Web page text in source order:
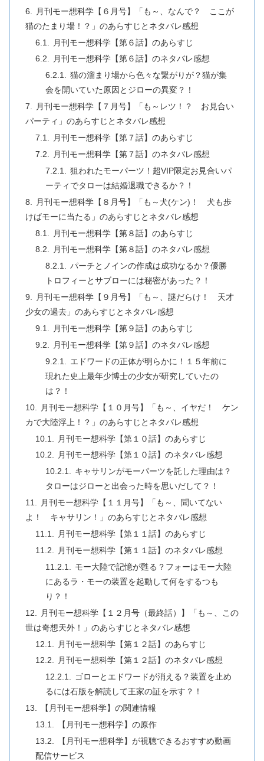
月刊モー想科学【６月号】「も～、なんで？ ここが
猫のたまり場！？」のあらすじとネタバレ感想
月刊モー想科学【第６話】のあらすじ
月刊モー想科学【第６話】のネタバレ感想
猫の溜まり場から色々な繋がりが？猫が集
会を開いていた原因とジローの異変？！
月刊モー想科学【７月号】「も～レツ！？ お見合い
パーティ」のあらすじとネタバレ感想
月刊モー想科学【第７話】のあらすじ
月刊モー想科学【第７話】のネタバレ感想
狙われたモーパーツ！超VIP限定お見合いパ
ーティでタローは結婚退職できるか？！
月刊モー想科学【８月号】「も～犬(ケン)！ 犬も歩
けばモーに当たる」のあらすじとネタバレ感想
月刊モー想科学【第８話】のあらすじ
月刊モー想科学【第８話】のネタバレ感想
パーチとノインの作成は成功なるか？優勝
トロフィーとサブローには秘密があった？！
月刊モー想科学【９月号】「も～、謎だらけ！ 天才
少女の過去」のあらすじとネタバレ感想
月刊モー想科学【第９話】のあらすじ
月刊モー想科学【第９話】のネタバレ感想
エドワードの正体が明らかに！１５年前に
現れた史上最年少博士の少女が研究していたの
は？！
月刊モー想科学【１０月号】「も～、イヤだ！ ケン
カで大陸浮上！？」のあらすじとネタバレ感想
月刊モー想科学【第１０話】のあらすじ
月刊モー想科学【第１０話】のネタバレ感想
キャサリンがモーパーツを託した理由は？
タローはジローと出会った時を思いだして？！
月刊モー想科学【１１月号】「も～、聞いてない
よ！ キャサリン！」のあらすじとネタバレ感想
月刊モー想科学【第１１話】のあらすじ
月刊モー想科学【第１１話】のネタバレ感想
モー大陸で記憶が甦る？フォーはモー大陸
にあるラ・モーの装置を起動して何をするつも
り？！
月刊モー想科学【１２月号（最終話）】「も～、この
世は奇想天外！」のあらすじとネタバレ感想
月刊モー想科学【第１２話】のあらすじ
月刊モー想科学【第１２話】のネタバレ感想
ゴローとエドワードが消える？装置を止め
るには石版を解読して王家の証を示す？！
【月刊モー想科学】の関連情報
【月刊モー想科学】の原作
【月刊モー想科学】が視聴できるおすすめ動画
配信サービス